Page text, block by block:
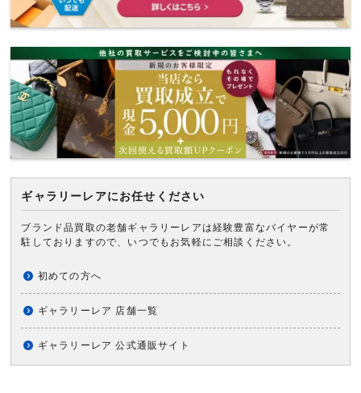
ギャラリーレアにお任せください
ブランド品買取の老舗ギャラリーレアは経験豊富なバイヤーが常
駐しておりますので、いつでもお気軽にご相談ください。
初めての方へ
ギャラリーレア 店舗一覧
ギャラリーレア 公式通販サイト